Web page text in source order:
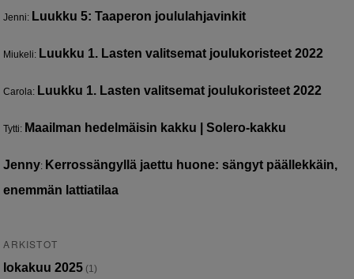
Jenni: Luukku 5: Taaperon joululahjavinkit
Miukeli: Luukku 1. Lasten valitsemat joulukoristeet 2022
Carola: Luukku 1. Lasten valitsemat joulukoristeet 2022
Tytti: Maailman hedelmäisin kakku | Solero-kakku
Jenny: Kerrossängyllä jaettu huone: sängyt päällekkäin,
enemmän lattiatilaa
ARKISTOT
lokakuu 2025 (1)